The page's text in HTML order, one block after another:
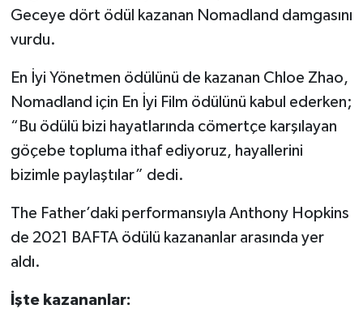
Geceye dört ödül kazanan Nomadland damgasını
vurdu.
En İyi Yönetmen ödülünü de kazanan Chloe Zhao,
Nomadland için En İyi Film ödülünü kabul ederken;
“Bu ödülü bizi hayatlarında cömertçe karşılayan
göçebe topluma ithaf ediyoruz, hayallerini
bizimle paylaştılar” dedi.
The Father’daki performansıyla Anthony Hopkins
de 2021 BAFTA ödülü kazananlar arasında yer
aldı.
İşte kazananlar: